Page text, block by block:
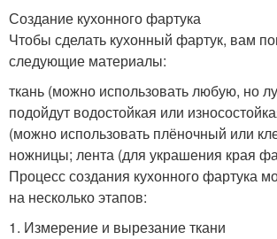
Создание кухонного фартука
Чтобы сделать кухонный фартук, вам
следующие материалы:
ткань (можно использовать любую, но
подойдут водостойкая или
(можно использовать плёночный или
ножницы; лента (для украшения края
Процесс создания кухонного фартука
на несколько этапов:
1. Измерение и вырезание ткани